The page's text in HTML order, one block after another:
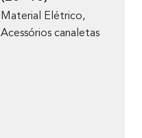
Material Elétrico,
Acessórios canaletas